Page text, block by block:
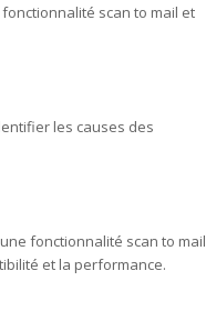
scan to mail et
les causes des
fonctionnalité scan to mail
et la performance.